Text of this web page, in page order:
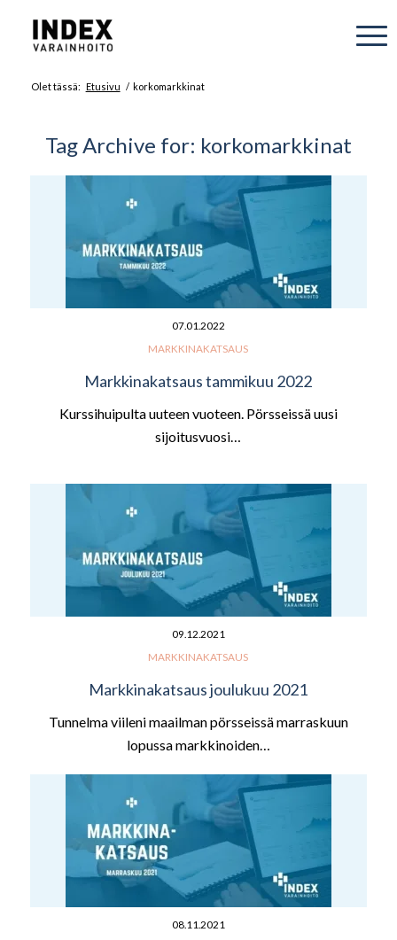
Olet tässä: Etusivu / korkomarkkinat
Tag Archive for: korkomarkkinat
07.01.2022
MARKKINAKATSAUS
Markkinakatsaus tammikuu 2022
Kurssihuipulta uuteen vuoteen. Pörsseissä uusi
sijoitusvuosi…
09.12.2021
MARKKINAKATSAUS
Markkinakatsaus joulukuu 2021
Tunnelma viileni maailman pörsseissä marraskuun
lopussa markkinoiden…
08.11.2021